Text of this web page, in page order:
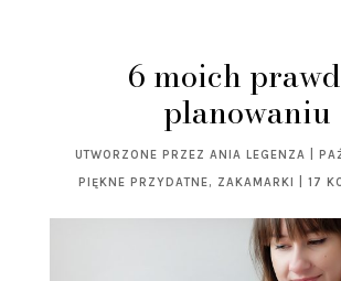
6 moich
planowaniu
UTWORZONE PRZEZ ANIA LEGENZA
PIĘKNE PRZYDATNE, ZAKAMARKI |17